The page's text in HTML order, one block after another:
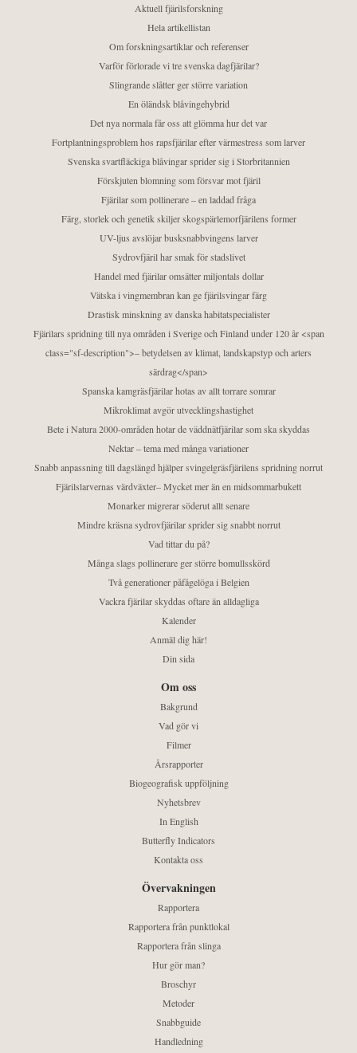
Aktuell fjärilsforskning
Hela artikellistan
Om forskningsartiklar och referenser
Varför förlorade vi tre svenska dagfjärilar?
Slingrande slåtter ger större variation
En öländsk blåvingehybrid
Det nya normala får oss att glömma hur det var
Fortplantningsproblem hos rapsfjärilar efter värmestress som larver
Svenska svartfläckiga blåvingar sprider sig i Storbritannien
Förskjuten blomning som försvar mot fjäril
Fjärilar som pollinerare – en laddad fråga
Färg, storlek och genetik skiljer skogspärlemorfjärilens former
UV-ljus avslöjar busksnabbvingens larver
Sydrovfjäril har smak för stadslivet
Handel med fjärilar omsätter miljontals dollar
Vätska i vingmembran kan ge fjärilsvingar färg
Drastisk minskning av danska habitatspecialister
Fjärilars spridning till nya områden i Sverige och Finland under 120 år <span
class="sf-description">– betydelsen av klimat, landskapstyp och arters
särdrag</span>
Spanska kamgräsfjärilar hotas av allt torrare somrar
Mikroklimat avgör utvecklingshastighet
Bete i Natura 2000-områden hotar de väddnätfjärilar som ska skyddas
Nektar – tema med många variationer
Snabb anpassning till dagslängd hjälper svingelgräsfjärilens spridning norrut
Fjärilslarvernas värdväxter– Mycket mer än en midsommarbukett
Monarker migrerar söderut allt senare
Mindre kräsna sydrovfjärilar sprider sig snabbt norrut
Vad tittar du på?
Många slags pollinerare ger större bomullsskörd
Två generationer påfågelöga i Belgien
Vackra fjärilar skyddas oftare än alldagliga
Kalender
Anmäl dig här!
Din sida
Om oss
Bakgrund
Vad gör vi
Filmer
Årsrapporter
Biogeografisk uppföljning
Nyhetsbrev
In English
Butterfly Indicators
Kontakta oss
Övervakningen
Rapportera
Rapportera från punktlokal
Rapportera från slinga
Hur gör man?
Broschyr
Metoder
Snabbguide
Handledning